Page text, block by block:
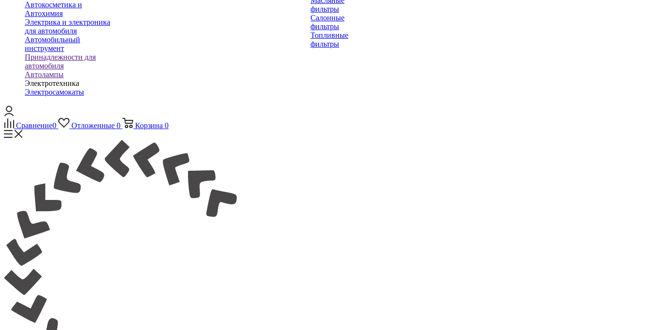
Автокосметика и
Автохимия
Электрика и электроника
для автомобиля
Автомобильный
инструмент
Принадлежности для
автомобиля
Автолампы
Электротехника
Электросамокаты
фильтры
Салонные
фильтры
Топливные
фильтры
Сравнение0 Отложенные 0 Корзина 0